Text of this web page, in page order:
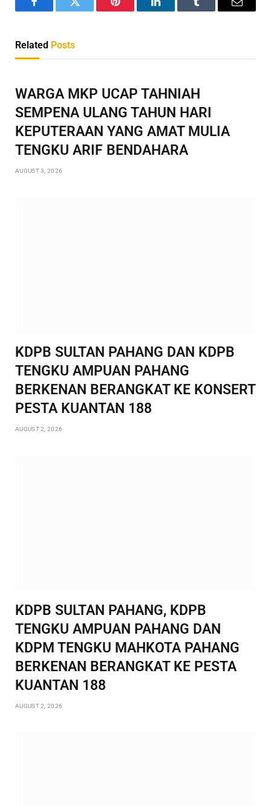
FacebookTwitter Pinterest LinkedInTumblr Email
Related Posts
WARGA MKP UCAP TAHNIAH
SEMPENA ULANG TAHUN HARI
KEPUTERAAN YANG AMAT MULIA
TENGKU ARIF BENDAHARA
AUGUST 3, 2026
KDPB SULTAN PAHANG DAN KDPB
TENGKU AMPUAN PAHANG
BERKENAN BERANGKAT KE KONSERT
PESTA KUANTAN 188
AUGUST 2, 2026
KDPB SULTAN PAHANG, KDPB
TENGKU AMPUAN PAHANG DAN
KDPM TENGKU MAHKOTA PAHANG
BERKENAN BERANGKAT KE PESTA
KUANTAN 188
AUGUST 2, 2026